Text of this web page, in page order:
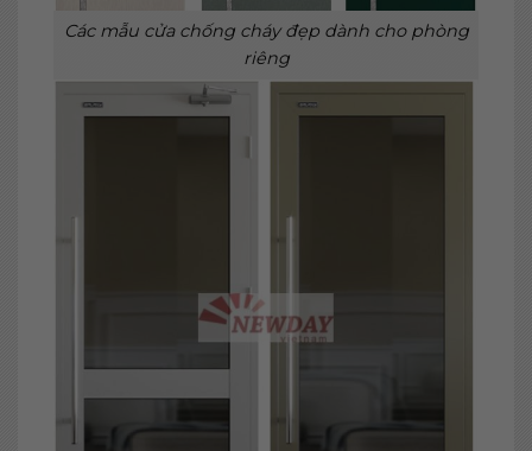
Các mẫu cửa chống cháy đẹp dành cho phòng
riêng